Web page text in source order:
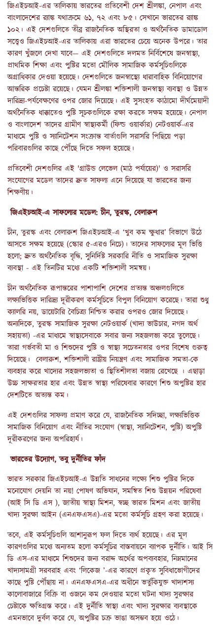
জিএইচআই-এর তালিকায় ভারতের প্রতিবেশী দেশ শ্রীলঙ্কা, নেপাল এবং
বাংলাদেশের র‍্যাঙ্ক যথাক্রমে ৬১, ৭২ এবং ৮৫। সেখানে ভারতের র‍্যাঙ্ক
১০২। এই দেশগুলিতে তীব্র রাজনৈতিক অস্থিরতা ও অর্থনৈতিক ডামাডোল
সত্ত্বেও জিএইচআই-এর তালিকায় এরা ভারতের চেয়ে অনেক উপরে। তার
কারণ খুঁজলে দেখা যাবে— এই দেশগুলিতে দলমত নির্বিশেষে জনস্বাস্থ্য,
প্রাথমিক শিক্ষা এবং পুষ্টির মতো মৌলিক সামাজিক কর্মসূচিগুলিকে
অগ্রাধিকার দেওয়া হয়েছে। দেশগুলিতে জনস্বাস্থ্যে ধারাবাহিক বিনিয়োগের
আন্তরিক প্রচেষ্টা রয়েছে। যেমন শ্রীলঙ্কা শক্তিশালী জনস্বাস্থ্য ব্যবস্থা ও উন্নত
দারিদ্র্য-পর্যবেক্ষণের ওপর জোর দিয়েছে। এই সুসংহত কাঠামো দীর্ঘমেয়াদী
অর্থনৈতিক ধাক্কাতেও পুষ্টি সূচকগুলিকে রক্ষা করতে সক্ষম হয়েছে। নেপাল
ও বাংলাদেশ তাদের গ্রামীণ স্বাস্থ্যকর্মী (ফিল্ড ওয়ার্কার) নেটওয়ার্ক-এর
মাধ্যমে পুষ্টি ও স্যানিটেশন সংক্রান্ত বার্তাগুলি সরাসরি পিছিয়ে পড়া
পরিবারগুলির কাছে পৌঁছে দিতে সফল হয়েছে।
প্রতিবেশী দেশগুলির এই 'গ্রাউন্ড লেভেল (মাঠ পর্যায়ের)' ও সরাসরি
সংযোগের মডেল তাদের দ্রুত সাফল্য এনে দিয়েছে যা ভারতের জন্য
শিক্ষণীয়।
জিএইচআই-এ সাফল্যের মডেল: চীন, তুরস্ক, বেলারুশ
চীন, তুরস্ক এবং বেলারুশ জিএইচআই-এ ‘খুব কম ক্ষুধার’ বিভাগে উঠে
আসতে সক্ষম হয়েছে (স্কোর ৫-এরও নিচে)। তাদের সাফল্যের মূল ভিত্তি
হলো; দ্রুত অর্থনৈতিক বৃদ্ধি, সুনির্দিষ্ট সরকারি নীতি ও সামাজিক সুরক্ষা
ব্যবস্থা - এই তিনটির মধ্যে একটি শক্তিশালী সমন্বয়।
চীন অর্থনৈতিক রূপান্তরের পাশাপাশি দেশের প্রত্যন্ত অঞ্চলগুলিতে
লক্ষ্যভিত্তিক দারিদ্র্য দূরীকরণ কর্মসূচিতে বিপুল বিনিয়োগ করেছে। তারা শুধু
ক্যালরি নয়, ডায়েটারি বৈচিত্র্য নিশ্চিত করার ওপরও জোর দিয়েছে।
অন্যদিকে, তুরস্ক সামাজিক সুরক্ষা নেটওয়ার্ক (খাদ্য ভাউচার, নগদ অর্থ
সহায়তা) -এর মাধ্যমে স্বাস্থ্যসেবাকে সবার জন্য সহজলভ্য করে তুলেছে।
তারা গর্ভবতী মা ও শিশুদের পুষ্টি ও স্বাস্থ্য সচেতনতার ওপর বিশেষ গুরুত্ব
দিয়েছে। বেলারুশ, শক্তিশালী রাষ্ট্রীয় নিয়ন্ত্রণ এবং সামাজিক সমতা-কে
ব্যবহার করে খাদ্যের সহজলভ্যতা ও স্থিতিশীলতা বজায় রেখেছে । এছাড়া
উচ্চ সাক্ষরতার হার এবং উন্নত স্বাস্থ্য পরিষেবার কারণে শিশু অপুষ্টির হার
দেশটিতে অত্যন্ত কম।
এই দেশগুলির সাফল্য প্রমাণ করে যে, রাজনৈতিক সদিচ্ছা, লক্ষ্যভিত্তিক
সামাজিক বিনিয়োগ এবং নীতির সংযোগ (স্বাস্থ্য, স্যানিটেশন, পুষ্টি) অপুষ্টি
দূরীকরণের জন্য অপরিহার্য।
ভারতের উদ্যোগ, তবু দুর্নীতির ফাঁদ
ভারত সরকার জিএইচআই-এ উন্নতি সাধনের লক্ষ্যে শিশু পুষ্টির দিকে
মনোযোগ দেয়নি তা নয়! পোষণ অভিযান, সমন্বিত শিশু উন্নয়ন পরিষেবা
(আই সি ডি এস ), জাতীয় স্বাস্থ্য মিশন, স্বচ্ছ ভারত মিশন এবং জাতীয়
খাদ্য সুরক্ষা আইন (এনএফএসএ)-এর মতো কর্মসূচি গ্রহণ করা হয়েছে।
তবে, এই কর্মসূচিগুলি আশানুরূপ ফল দিতে ব্যর্থ হয়েছে। এর মূল
কারণগুলির মধ্যে অন্যতম হলো কর্মসূচির বাস্তবায়নে ব্যাপক দুর্নীতি। আই সি
ডি এস-এর মাধ্যমে শিশুদের জন্য বরাদ্দ অর্থের অপব্যবহার, নিম্নমানের
খাদ্যসামগ্রী সরবরাহ এবং ‘লিকেজ ’-এর কারণে প্রকৃত সুবিধাভোগীদের
কাছে পুষ্টি পৌঁছায় না। এনএফএসএ-এর অধীনে ভর্তুকিযুক্ত খাদ্যশস্য
কালোবাজারে বিক্রি বা ওজনে কম দেওয়ার মতো ঘটনা খাদ্য সুরক্ষার
চেষ্টাকে ক্ষতিগ্রস্ত করে। এই দুর্নীতি স্বাস্থ্য এবং খাদ্য সুরক্ষার ব্যবস্থাকে
এমনভাবে দুর্বল করে যে, অপুষ্টির চক্র ভাঙা অসম্ভব হয়ে ওঠে।